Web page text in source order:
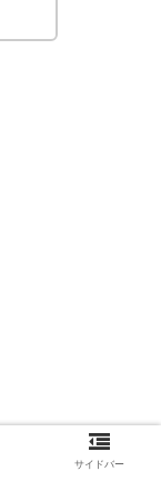
サイドバー